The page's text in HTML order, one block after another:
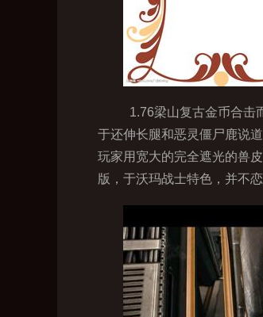
1.76梁山复古金币合击
于还伸长腿和恶灵僵尸鹿说
玩家用宽大的完全遮光的兽
版，于沃玛战士特色，并不